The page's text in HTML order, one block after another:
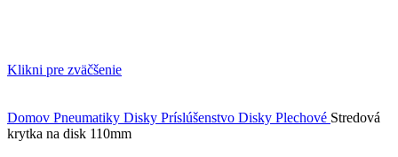
Klikni pre zväčšenie
Domov Pneumatiky Disky Príslúšenstvo Disky Plechové Stredová
krytka na disk 110mm